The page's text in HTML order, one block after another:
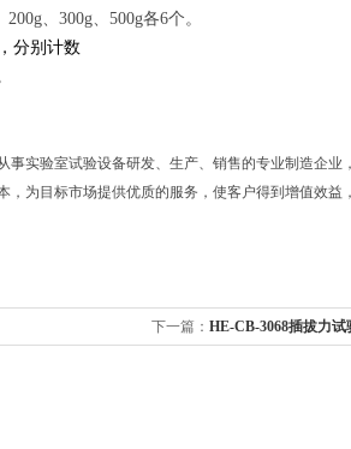
200g、 300g、 500g各6个。
分别计数
事实验室试验设备研发、生产、销售的专业制造企业
，为目标市场提供优质的服务，使客户得到增值效
下一篇： HE-CB-3068插拔力试